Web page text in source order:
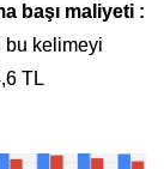
başı maliyeti :
bu kelimeyi
TL